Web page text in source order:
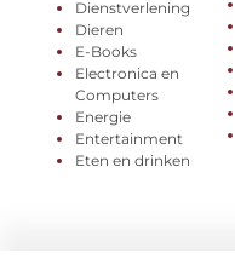
Dienstverlening
Dieren
E-Books
Electronica en
Computers
Energie
Entertainment
Eten en drinken